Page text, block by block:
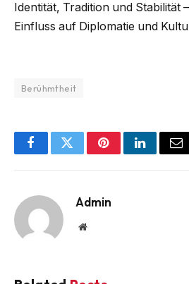
Identität, Tradition und Stabilität
Einfluss auf Diplomatie und
Berühmtheit
FacebookTwitterPinterestLinkedIn
Admin
Website